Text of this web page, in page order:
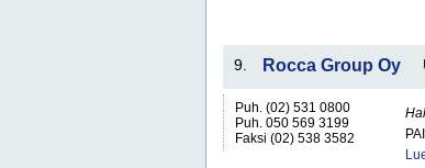
9. Rocca Group Oy
Puh. (02) 531 0800
Puh. 050 569 3199
Faksi (02) 538 3582